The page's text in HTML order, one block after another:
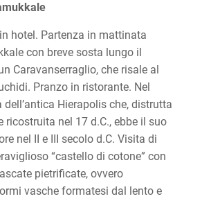
hotel. Partenza in mattinata
con breve sosta lungo il
Caravanserraglio, che risale al
Pranzo in ristorante. Nel
Hierapolis che, distrutta
ricostruita nel 17 d.C., ebbe il suo
nel II e III secolo d.C. Visita di
“castello di cotone” con
pietrificate, ovvero
vasche formatesi dal lento e